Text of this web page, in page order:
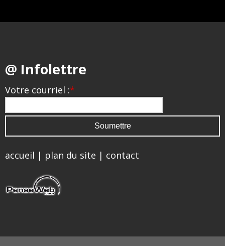
@ Infolettre
Votre courriel :*
accueil | plan du site | contact